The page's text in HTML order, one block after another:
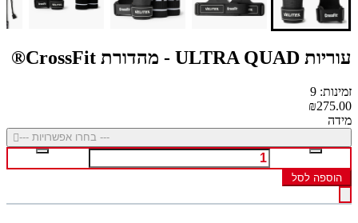
עוריות ULTRA QUAD - מהדורת CrossFit®
זמינות: 9
₪275.00
מידה
--- בחרו אפשרויות ---
הוספה לסל